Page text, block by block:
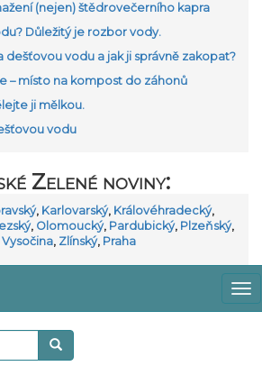
(nejen) štědrovečerního kapra
Důležitý je rozbor vody.
dešťovou vodu a jak ji správně zakopat?
– místo na kompost do záhonů
ji mělkou.
vodu
Zelené noviny:
, Karlovarský, Královéhradecký,
, Olomoucký, Pardubický, Plzeňský,
Vysočina, Zlínský, Praha